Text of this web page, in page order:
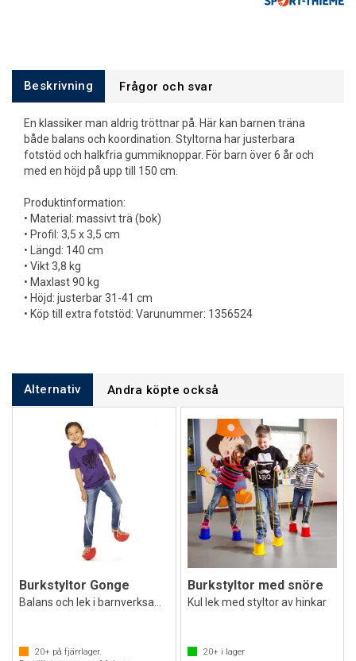
Beskrivning Frågor och svar
En klassiker man aldrig tröttnar på. Här kan barnen träna
både balans och koordination. Styltorna har justerbara
fotstöd och halkfria gummiknoppar. För barn över 6 år och
med en höjd på upp till 150 cm.
Produktinformation:
• Material: massivt trä (bok)
• Profil: 3,5 x 3,5 cm
• Längd: 140 cm
• Vikt 3,8 kg
• Maxlast 90 kg
• Höjd: justerbar 31-41 cm
• Köp till extra fotstöd: Varunummer: 1356524
Alternativ Andra köpte också
Burkstyltor Gonge
20+ på fjärrlager.
Burkstyltor med snöre
Kul lek med styltor av hinkar
20+i lager